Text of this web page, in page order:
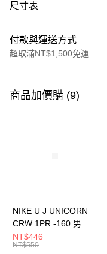
尺寸表
付款與運送方式
超取滿NT$1,500免運
信用卡一次付款
元大商業銀行
全盈+PAY
AFTEE先享後付
商品加價購 (9)
NIKE U J UNICORN
CRW 1PR -160 男女
中統襪 FZ3393100
NT$446
NT$550